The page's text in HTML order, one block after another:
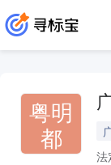
粤明
都
法